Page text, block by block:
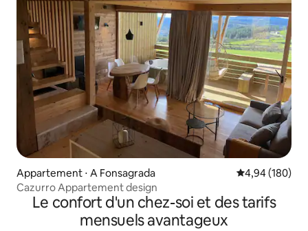
Appartement ⋅ A Fonsagrada Évaluation
4,94 (180)
Cazurro Appartement design
Le confort d'un chez-soi et des tarifs
mensuels avantageux